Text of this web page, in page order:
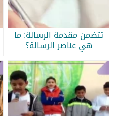
تتضمن مقدمة الرسالة: ما
هي عناصر الرسالة؟